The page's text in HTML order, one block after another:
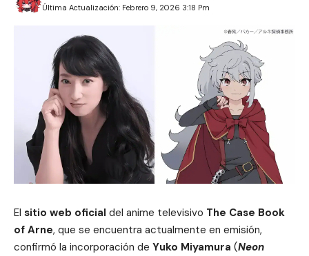
Última Actualización: Febrero 9, 2026 3:18 Pm
El sitio web oficial del anime televisivo The Case Book
of Arne, que se encuentra actualmente en emisión,
confirmó la incorporación de Yuko Miyamura (Neon